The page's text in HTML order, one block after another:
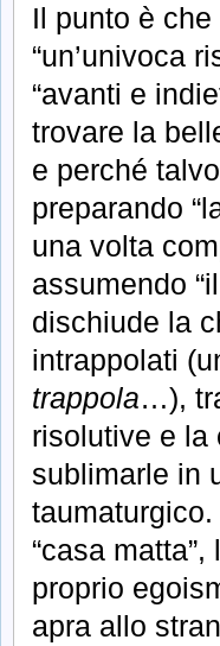
Il punto è
“un’univoca
“avanti e
trovare la
e perché
preparando
una volta
assumendo
dischiude la
intrappolati
trappola…),
risolutive e la
sublimarle in
“casa
proprio
apra allo